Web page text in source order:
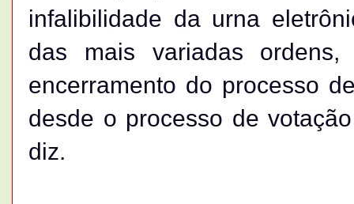
infalibilidade da urna
das mais variadas
encerramento do processo
desde o processo de
diz.